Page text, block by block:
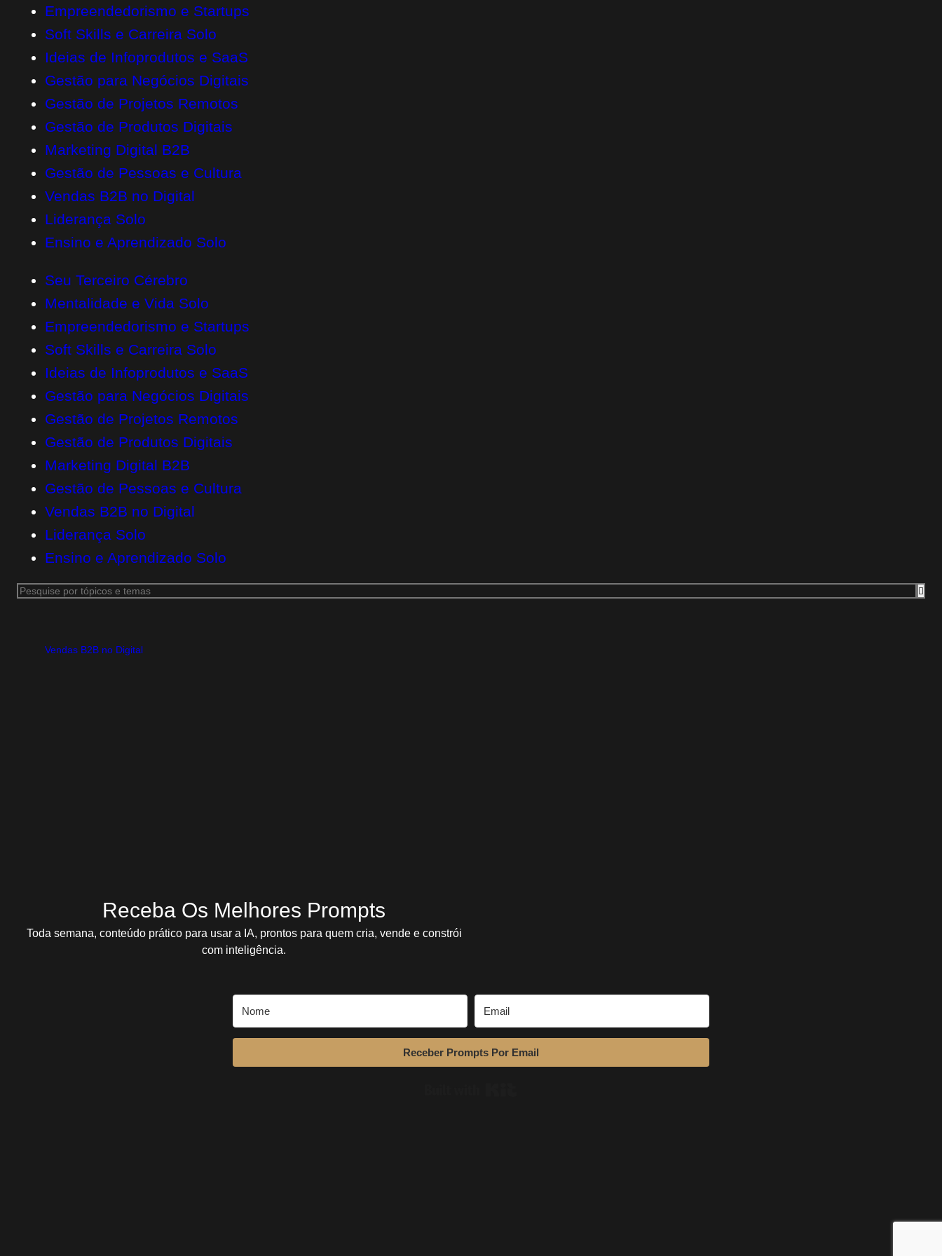
Empreendedorismo e Startups
Soft Skills e Carreira Solo
Ideias de Infoprodutos e SaaS
Gestão para Negócios Digitais
Gestão de Projetos Remotos
Gestão de Produtos Digitais
Marketing Digital B2B
Gestão de Pessoas e Cultura
Vendas B2B no Digital
Liderança Solo
Ensino e Aprendizado Solo
Seu Terceiro Cérebro
Mentalidade e Vida Solo
Empreendedorismo e Startups
Soft Skills e Carreira Solo
Ideias de Infoprodutos e SaaS
Gestão para Negócios Digitais
Gestão de Projetos Remotos
Gestão de Produtos Digitais
Marketing Digital B2B
Gestão de Pessoas e Cultura
Vendas B2B no Digital
Liderança Solo
Ensino e Aprendizado Solo
Vendas B2B no Digital
Receba Os Melhores Prompts
Toda semana, conteúdo prático para usar a IA, prontos para quem cria, vende e constrói
com inteligência.
Receber Prompts Por Email